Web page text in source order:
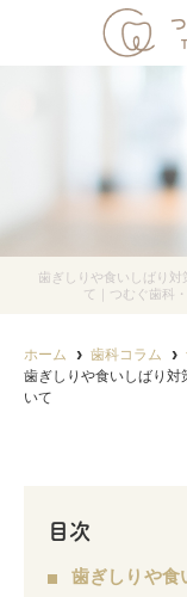
歯ぎしりや食いしばり
て｜つむぐ歯科
ホーム 歯科コラム
歯ぎしりや食いしばり対
いて
目次
歯ぎしりや食